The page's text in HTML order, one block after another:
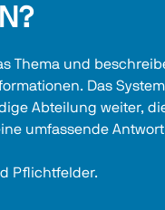
Thema und
Das
Abteilung weiter,
umfassende
Pflichtfelder.